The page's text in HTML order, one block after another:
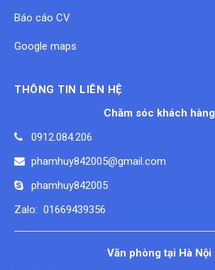
Báo cáo CV
Google maps
THÔNG TIN LIÊN HỆ
Chăm sóc khách hàng
0912.084.206
phamhuy842005@gmail.com
phamhuy842005
Zalo: 01669439356
Văn phòng tại Hà Nội